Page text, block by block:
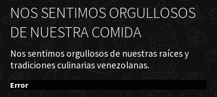
NOS SENTIMOS ORGULLOSOS
DE NUESTRA COMIDA
Nos sentimos orgullosos de nuestras raíces y
tradiciones culinarias venezolanas.
Error